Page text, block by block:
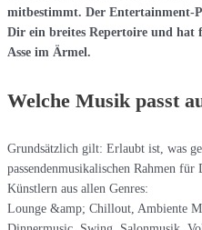
mitbestimmt. Der
Dir ein breites Repertoire und hat
Asse im Ärmel.
Welche Musik passt
Grundsätzlich gilt: Erlaubt ist, was
passendenmusikalischen Rahmen
Künstlern aus allen Genres:
Lounge &amp; Chillout, Ambiente